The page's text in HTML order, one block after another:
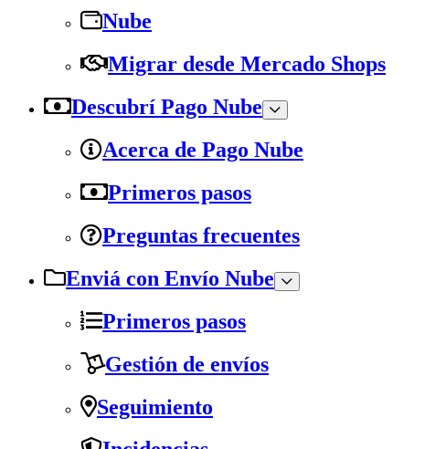
Nube
Migrar desde Mercado Shops
Descubrí Pago Nube
Acerca de Pago Nube
Primeros pasos
Preguntas frecuentes
Enviá con Envío Nube
Primeros pasos
Gestión de envíos
Seguimiento